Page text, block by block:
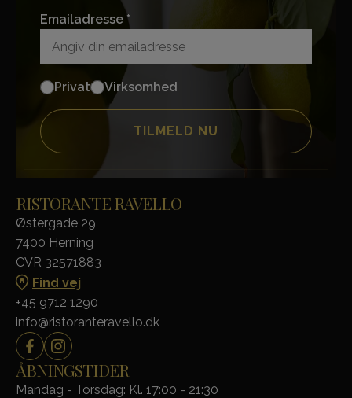
Emailadresse *
Privat Virksomhed
RISTORANTE RAVELLO
Østergade 29
7400 Herning
CVR 32571883
Find vej
+45 9712 1290
info@ristoranteravello.dk
ÅBNINGSTIDER
Mandag - Torsdag: Kl. 17:00 - 21:30